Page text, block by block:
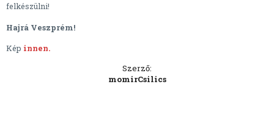
felkészülni!
Hajrá Veszprém!
Kép innen.
Szerző:
momirCsilics